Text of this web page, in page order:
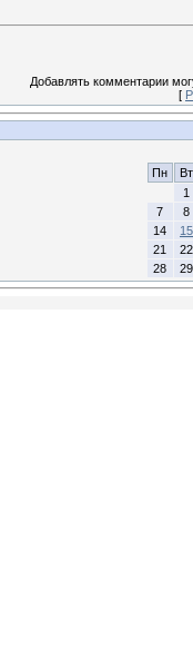
Добавлять комментарии
[
Пн
Вт
1
7
8
14
15
21
22
28
29